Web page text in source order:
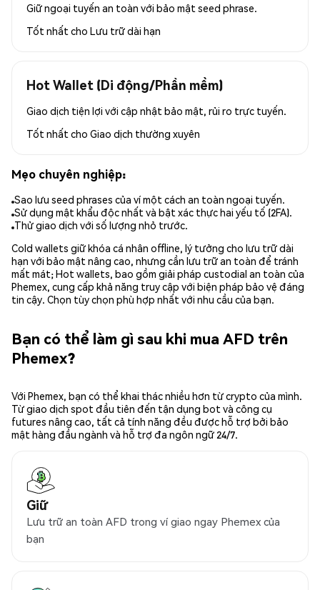
Giữ ngoại tuyến an toàn với bảo mật seed phrase.
Tốt nhất cho Lưu trữ dài hạn
Hot Wallet (Di động/Phần mềm)
Giao dịch tiện lợi với cập nhật bảo mật, rủi ro trực tuyến.
Tốt nhất cho Giao dịch thường xuyên
Mẹo chuyên nghiệp:
Sao lưu seed phrases của ví một cách an toàn ngoại tuyến.
Sử dụng mật khẩu độc nhất và bật xác thực hai yếu tố (2FA).
Thử giao dịch với số lượng nhỏ trước.
Cold wallets giữ khóa cá nhân offline, lý tưởng cho lưu trữ dài
hạn với bảo mật nâng cao, nhưng cần lưu trữ an toàn để tránh
mất mát; Hot wallets, bao gồm giải pháp custodial an toàn của
Phemex, cung cấp khả năng truy cập với biện pháp bảo vệ đáng
tin cậy. Chọn tùy chọn phù hợp nhất với nhu cầu của bạn.
Bạn có thể làm gì sau khi mua AFD trên
Phemex?
Với Phemex, bạn có thể khai thác nhiều hơn từ crypto của mình.
Từ giao dịch spot đầu tiên đến tận dụng bot và công cụ
futures nâng cao, tất cả tính năng đều được hỗ trợ bởi bảo
mật hàng đầu ngành và hỗ trợ đa ngôn ngữ 24/7.
Giữ
Lưu trữ an toàn AFD trong ví giao ngay Phemex của
bạn